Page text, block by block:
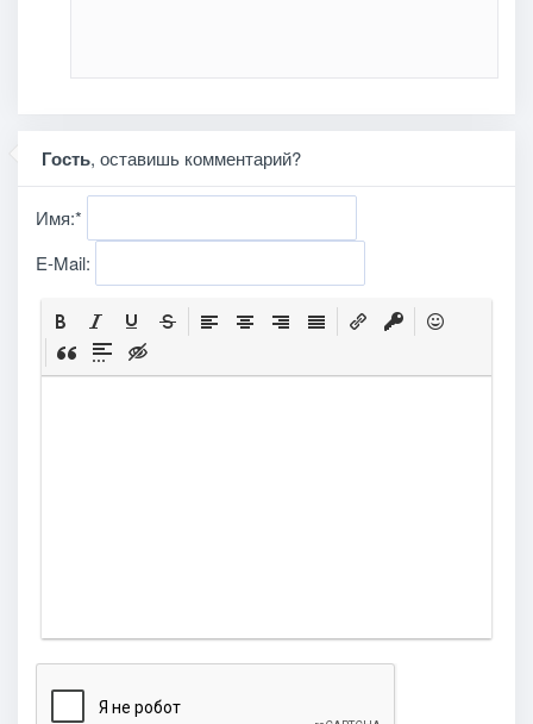
Гость, оставишь комментарий?
Имя:*
E-Mail: